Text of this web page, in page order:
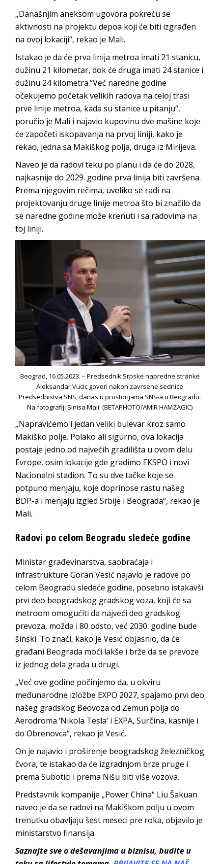
„Današnjim aneksom ugovora pokreću se
aktivnosti na projektu depoa koji će biti izgrađen
na ovoj lokaciji“, rekao je Mali.
Istakao je da će prva linija metroa imati 21 stanicu,
dužinu 21 kilometar, dok će druga imati 24 stanice i
dužinu 24 kilometra.“Već naredne godine
očekujemo početak velikih radova na celoj trasi
prve linije metroa, kada su stanice u pitanju“,
poručio je Mali i najavio kupovinu dve mašine koje
će započeti iskopavanja na prvoj liniji, kako je
rekao, jedna sa Makiškog polja, druga iz Mirijeva.
Naveo je da radovi teku po planu i da će do 2028,
najkasnije do 2029. godine prva linija biti završena.
Prema njegovim rečima, uveliko se radi na
projektovanju druge linije metroa što bi značilo da
se naredne godine može krenuti i sa radovima na
toj liniji.
Beograd, 16.05.2023. – Predsednik Srpske napredne stranke
Aleksandar Vucic govori nakon zavrsene sednice
Predsednistva SNS, danas u prostorijama SNS-a u Beogradu.
Na fotografiji Sinisa Mali. (BETAPHOTO/AMIR HAMZAGIC)
„Napravićemo i jedan veliki bulevar kroz samo
Makiško polje. Polako ali sigurno, ova lokacija
postaje jedno od najvećih gradilišta u ovom delu
Evrope, osim lokacije gde gradimo EКSPO i novi
Nacionalni stadion. To su dve tačke koje se
potpuno menjaju, koje doprinose rastu našeg
BDP-a i menjaju izgled Srbije i Beograda“, rekao je
Mali.
Radovi po celom Beogradu sledeće godine
Ministar građevinarstva, saobraćaja i
infrastrukture Goran Vesić najavio je radove po
celom Beogradu sledeće godine, posebno istakavši
prvi deo beogradskog gradskog voza, koji će sa
metroom omogućiti da najveći deo gradskog
prevoza, možda i 80 odsto, već 2030. godine bude
šinski. To znači, kako je Vesić objasnio, da će
građani Beograda moći lakše i brže da se prevoze
iz jednog dela grada u drugi.
„Već ove godine počinjemo da, u okviru
međunarodne izložbe EXPO 2027, spajamo prvi deo
našeg gradskog Beovoza od Zemun polja do
Aerodroma ‘Nikola Tesla’ i EXPA, Surčina, kasnije i
do Obrenovca“, rekao je Vesić.
On je najavio i proširenje beogradskog železničkog
čvora, te istakao da će izgradnjom brze pruge i
prema Subotici i prema Nišu biti više vozova.
Predstavnik kompanije „Power China“ Liu Šakuan
naveo je da se radovi na Makiškom polju u ovom
trenutku obavljaju šest meseci pre roka, objavilo je
ministarstvo finansija.
Saznajte sve o dešavanjima u biznisu, budite u